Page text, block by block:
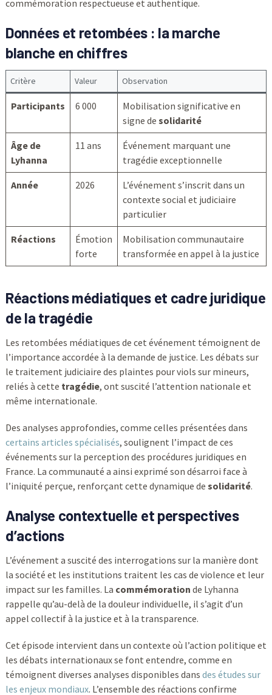
commémoration respectueuse et authentique.
Données et retombées : la marche
blanche en chiffres
Critère Valeur Observation
Participants 6 000
Mobilisation significative en
signe de solidarité
Âge de
Lyhanna
11 ans
Événement marquant une
tragédie exceptionnelle
Année 2026
L’événement s’inscrit dans un
contexte social et judiciaire
particulier
Réactions
Émotion
forte
Mobilisation communautaire
transformée en appel à la justice
Réactions médiatiques et cadre juridique
de la tragédie
Les retombées médiatiques de cet événement témoignent de
l’importance accordée à la demande de justice. Les débats sur
le traitement judiciaire des plaintes pour viols sur mineurs,
reliés à cette tragédie, ont suscité l’attention nationale et
même internationale.
Des analyses approfondies, comme celles présentées dans
certains articles spécialisés, soulignent l’impact de ces
événements sur la perception des procédures juridiques en
France. La communauté a ainsi exprimé son désarroi face à
l’iniquité perçue, renforçant cette dynamique de solidarité.
Analyse contextuelle et perspectives
d’actions
L’événement a suscité des interrogations sur la manière dont
la société et les institutions traitent les cas de violence et leur
impact sur les familles. La commémoration de Lyhanna
rappelle qu’au-delà de la douleur individuelle, il s’agit d’un
appel collectif à la justice et à la transparence.
Cet épisode intervient dans un contexte où l’action politique et
les débats internationaux se font entendre, comme en
témoignent diverses analyses disponibles dans des études sur
les enjeux mondiaux. L’ensemble des réactions confirme